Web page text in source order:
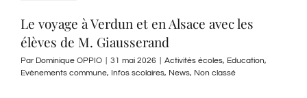
Le voyage à Verdun et en Alsace avec les
élèves de M. Giausserand
Par Dominique OPPIO 31 mai 2026 Activités écoles, Education,
Evènements commune, Infos scolaires, News, Non classé